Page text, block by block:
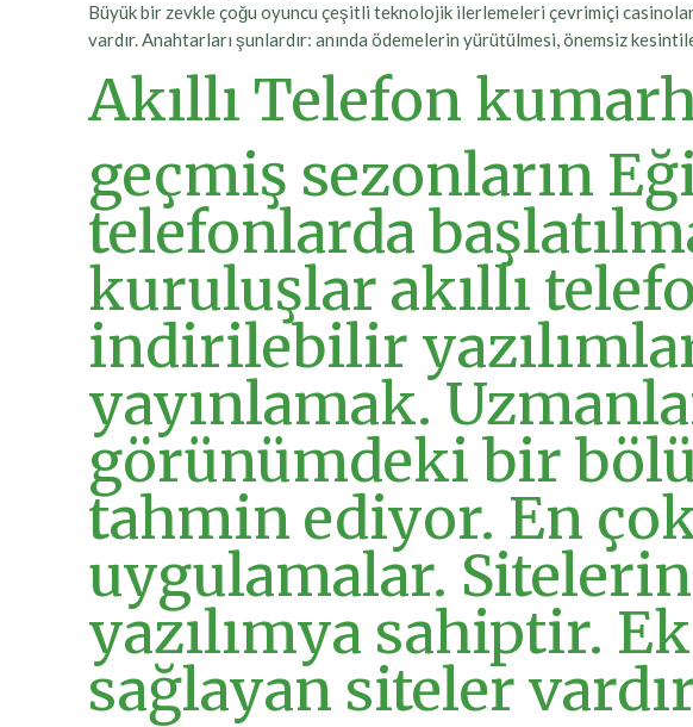
Büyük bir zevkle çoğu oyuncu çeşitli teknolojik ilerlemeleri çevrimiçi
vardır. Anahtarları şunlardır: anında ödemelerin yürütülmesi, önemsiz
Akıllı Telefon
geçmiş sezonların
telefonlarda
kuruluşlar akıllı
indirilebilir
yayınlamak.
görünümdeki bir
tahmin ediyor. En
uygulamalar.
yazılımya sahiptir.
sağlayan siteler